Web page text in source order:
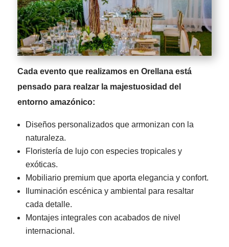
Cada evento que realizamos en Orellana está
pensado para realzar la majestuosidad del
entorno amazónico:
Diseños personalizados que armonizan con la
naturaleza.
Floristería de lujo con especies tropicales y
exóticas.
Mobiliario premium que aporta elegancia y confort.
Iluminación escénica y ambiental para resaltar
cada detalle.
Montajes integrales con acabados de nivel
internacional.